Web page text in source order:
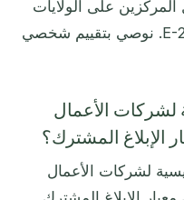
المركزين على الولايات
المتحدة بفضل وصولها لمعاهدة E-2. نوصي بتقييم شخصي
لشركات الأعمال
الإبلاغ المشترك؟
لشركات الأعمال